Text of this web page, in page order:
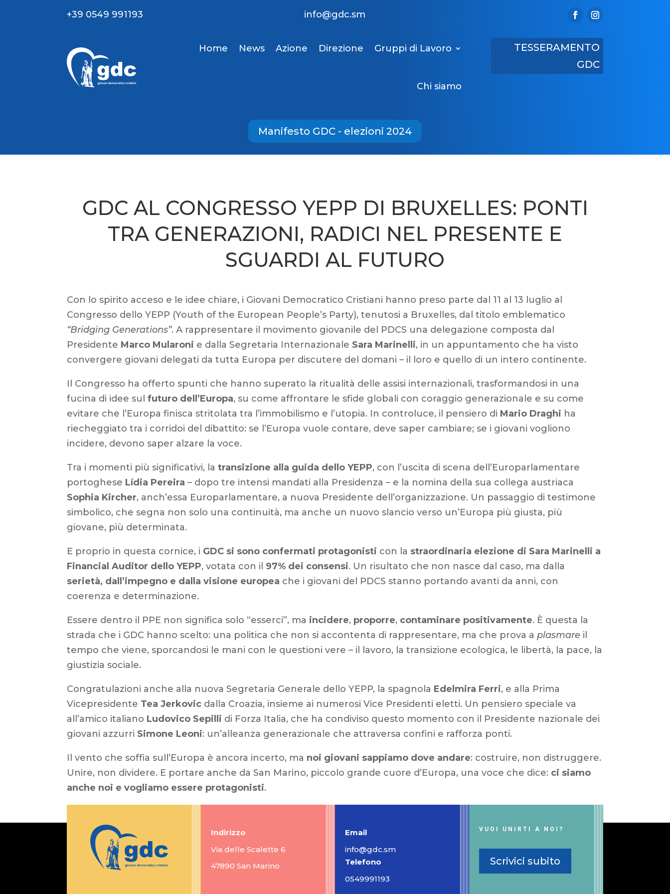
+39 0549 991193 info@gdc.sm
Home News Azione Direzione Gruppi di Lavoro
Chi siamo
TESSERAMENTO
GDC
Manifesto GDC - elezioni 2024
GDC AL CONGRESSO YEPP DI BRUXELLES: PONTI
TRA GENERAZIONI, RADICI NEL PRESENTE E
SGUARDI AL FUTURO
Con lo spirito acceso e le idee chiare, i Giovani Democratico Cristiani hanno preso parte dal 11 al 13 luglio al
Congresso dello YEPP (Youth of the European People’s Party), tenutosi a Bruxelles, dal titolo emblematico
“Bridging Generations”. A rappresentare il movimento giovanile del PDCS una delegazione composta dal
Presidente Marco Mularoni e dalla Segretaria Internazionale Sara Marinelli, in un appuntamento che ha visto
convergere giovani delegati da tutta Europa per discutere del domani – il loro e quello di un intero continente.
Il Congresso ha offerto spunti che hanno superato la ritualità delle assisi internazionali, trasformandosi in una
fucina di idee sulfuturo dell’Europa, su come affrontare le sfide globali con coraggio generazionale e su come
evitare che l’Europa finisca stritolata tra l’immobilismo e l’utopia. In controluce, il pensiero di Mario Draghi ha
riecheggiato tra i corridoi del dibattito: se l’Europa vuole contare, deve saper cambiare; se i giovani vogliono
incidere, devono saper alzare la voce.
Tra i momenti più significativi, latransizione alla guida dello YEPP, con l’uscita di scena dell’Europarlamentare
portoghese Lídia Pereira – dopo tre intensi mandati alla Presidenza – e la nomina della sua collega austriaca
Sophia Kircher, anch’essa Europarlamentare, a nuova Presidente dell’organizzazione. Un passaggio di testimone
simbolico, che segna non solo una continuità, ma anche un nuovo slancio verso un’Europa più giusta, più
giovane, più determinata.
E proprio in questa cornice, i GDC si sono confermati protagonisti con la straordinaria elezione di Sara Marinelli a
Financial Auditor dello YEPP, votata con il 97% dei consensi. Un risultato che non nasce dal caso, ma dalla
serietà, dall’impegno e dalla visione europea che i giovani del PDCS stanno portando avanti da anni, con
coerenza e determinazione.
Essere dentro il PPE non significa solo “esserci”, ma incidere, proporre, contaminare positivamente. È questa la
strada che i GDC hanno scelto: una politica che non si accontenta di rappresentare, ma che prova aplasmare il
tempo che viene, sporcandosi le mani con le questioni vere – il lavoro, la transizione ecologica, le libertà, la pace, la
giustizia sociale.
Congratulazioni anche alla nuova Segretaria Generale dello YEPP, la spagnola Edelmira Ferri, e alla Prima
Vicepresidente Tea Jerkovic dalla Croazia, insieme ai numerosi Vice Presidenti eletti. Un pensiero speciale va
all’amico italiano Ludovico Sepilli di Forza Italia, che ha condiviso questo momento con il Presidente nazionale dei
giovani azzurri Simone Leoni: un’alleanza generazionale che attraversa confini e rafforza ponti.
Il vento che soffia sull’Europa è ancora incerto, ma noi giovani sappiamo dove andare: costruire, non distruggere.
Unire, non dividere. E portare anche da San Marino, piccolo grande cuore d’Europa, una voce che dice: ci siamo
anche noi e vogliamo essere protagonisti.
Indirizzo
Via delle Scalette 6
47890 San Marino
Email
info@gdc.sm
Telefono
0549991193
VUOI UNIRTI A NOI?
Scrivici subito